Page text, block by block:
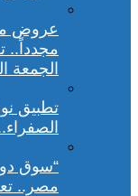
عروض
الجمعة
تطبيق
“سوق
مصر..